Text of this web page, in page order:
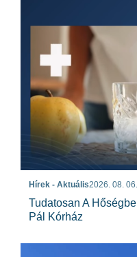
Hírek - Aktuális2026. 08. 06.
Tudatosan A
Pál Kórház